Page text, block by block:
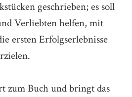
geschrieben; es soll
Verliebten helfen, mit
ersten Erfolgserlebnisse
zum Buch und bringt das